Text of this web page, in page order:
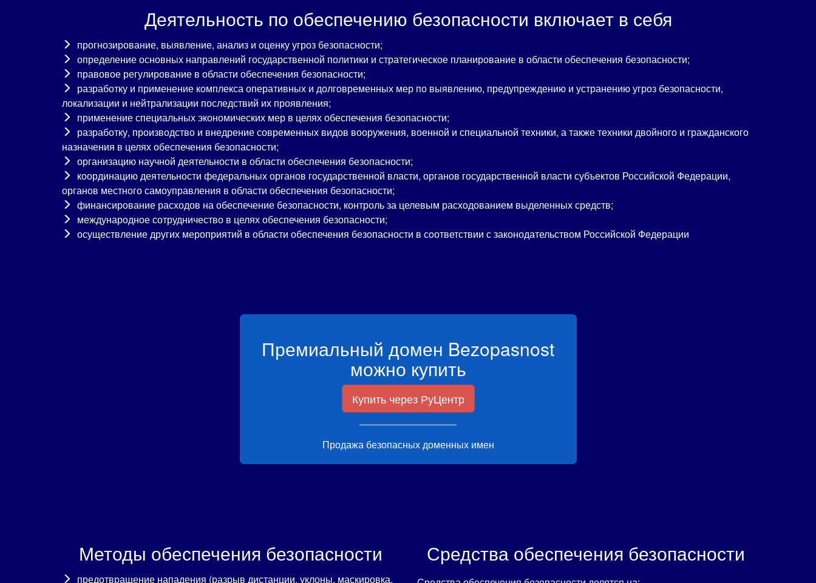
Деятельность по обеспечению безопасности включает в себя
прогнозирование, выявление, анализ и оценку угроз безопасности;
определение основных направлений государственной политики и стратегическое планирование в области обеспечения безопасности;
правовое регулирование в области обеспечения безопасности;
разработку и применение комплекса оперативных и долговременных мер по выявлению, предупреждению и устранению угроз безопасности,
локализации и нейтрализации последствий их проявления;
применение специальных экономических мер в целях обеспечения безопасности;
разработку, производство и внедрение современных видов вооружения, военной и специальной техники, а также техники двойного и гражданского
назначения в целях обеспечения безопасности;
организацию научной деятельности в области обеспечения безопасности;
координацию деятельности федеральных органов государственной власти, органов государственной власти субъектов Российской Федерации,
органов местного самоуправления в области обеспечения безопасности;
финансирование расходов на обеспечение безопасности, контроль за целевым расходованием выделенных средств;
международное сотрудничество в целях обеспечения безопасности;
осуществление других мероприятий в области обеспечения безопасности в соответствии с законодательством Российской Федерации
Премиальный домен Bezopasnost
можно купить
Купить через РуЦентр
Продажа безопасных доменных имен
Методы обеспечения безопасности
предотвращение нападения (разрыв дистанции, уклоны, маскировка,
Средства обеспечения безопасности